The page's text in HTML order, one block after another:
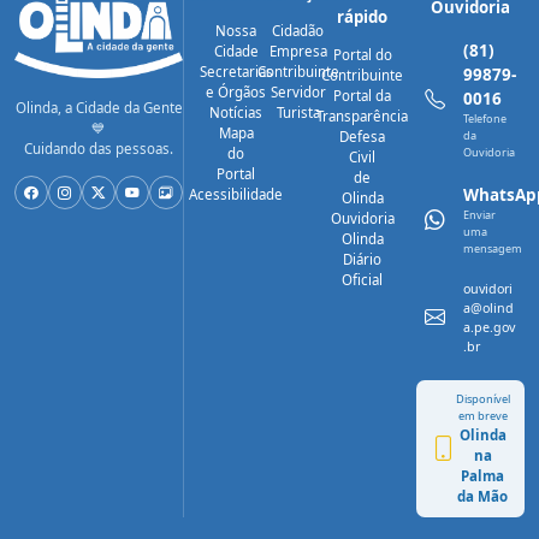
Olinda, a Cidade da Gente
💙
Cuidando das pessoas.
Nossa
Cidade
Secretarias
e Órgãos
Notícias
Mapa
do
Portal
Acessibilidade
Cidadão
Empresa
Contribuinte
Servidor
Turista
rápido
Portal do
Contribuinte
Portal da
Transparência
Defesa
Civil
de
Olinda
Ouvidoria
Olinda
Diário
Oficial
Ouvidoria
(81)
99879-
0016
Telefone
da
Ouvidoria
Enviar
uma
mensagem
ouvidori
a@olind
a.pe.gov
.br
Disponível
em breve
Olinda
na
Palma
da Mão